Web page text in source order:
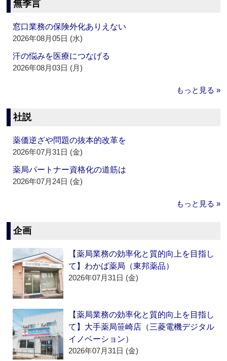
無季言
窓口業務の保険外化ありえない
2026年08月05日 (水)
汗の悩みを医療につなげる
2026年08月03日 (月)
もっと見る »
社説
薬価逆ざや問題の抜本的改革を
2026年07月31日 (金)
薬局パートナー資格化の道筋は
2026年07月24日 (金)
もっと見る »
企画
【薬局業務の効率化と質的向上を目指し
て】わかば薬局（東邦薬品）
2026年07月31日 (金)
【薬局業務の効率化と質的向上を目指し
て】大手薬局笹崎店（三菱電機デジタル
イノベーション）
2026年07月31日 (金)